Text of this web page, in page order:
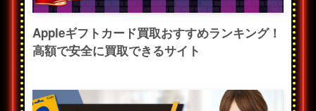
Appleギフトカード買取おすすめランキング！
高額で安全に買取できるサイト